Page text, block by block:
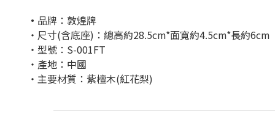
・ 品牌：敦煌牌
・尺寸(含底座)：總高約28.5cm*面寬約4.5cm*長約6cm
・型號：S-001FT
・產地：中國
・主要材質：紫檀木(紅花梨)